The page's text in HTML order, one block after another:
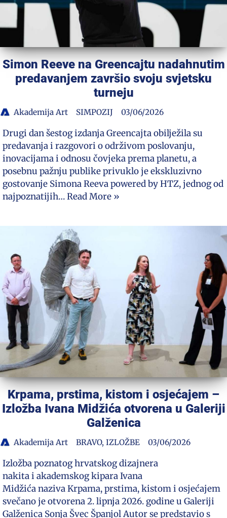
Simon Reeve na Greencajtu nadahnutim
predavanjem završio svoju svjetsku
turneju
Akademija Art SIMPOZIJ 03/06/2026
Drugi dan šestog izdanja Greencajta obilježila su
predavanja i razgovori o održivom poslovanju,
inovacijama i odnosu čovjeka prema planetu, a
posebnu pažnju publike privuklo je ekskluzivno
gostovanje Simona Reeva powered by HTZ, jednog od
najpoznatijih…Read More »
Krpama, prstima, kistom i osjećajem –
Izložba Ivana Midžića otvorena u Galeriji
Galženica
Akademija Art BRAVO, IZLOŽBE 03/06/2026
Izložba poznatog hrvatskog dizajnera
nakita i akademskog kipara Ivana
Midžića naziva Krpama, prstima, kistom i osjećajem
svečano je otvorena 2. lipnja 2026. godine u Galeriji
Galženica Sonja Švec Španjol Autor se predstavio s